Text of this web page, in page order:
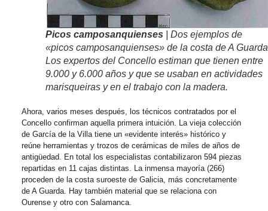
Picos camposanquienses | Dos ejemplos de
«picos camposanquienses» de la costa de A
Los expertos del Concello estiman que tienen entre
9.000 y 6.000 años y que se usaban en actividades
marisqueiras y en el trabajo con la madera.
Ahora, varios meses después, los técnicos contratados por el
Concello confirman aquella primera intuición. La vieja colección
de García de la Villa tiene un «evidente interés» histórico y
reúne herramientas y trozos de cerámicas de miles de años de
antigüedad. En total los especialistas contabilizaron 594 piezas
repartidas en 11 cajas distintas. La inmensa mayoría (266)
proceden de la costa suroeste de Galicia, más concretamente
de A Guarda. Hay también material que se relaciona con
Ourense y otro con Salamanca.